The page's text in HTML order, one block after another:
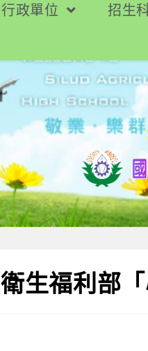
行政單位 招生
衛生福利部